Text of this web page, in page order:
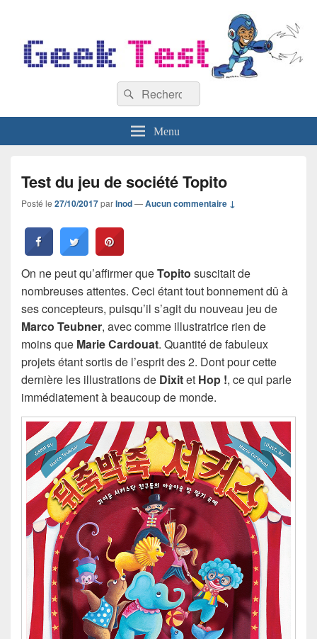
Recherche :
Rechercher
Menu
Test du jeu de société Topito
Posté le 27/10/2017parInod—Aucun commentaire ↓
On ne peut qu’affirmer queTopito suscitait de
nombreuses attentes. Ceci étant tout bonnement dû à
ses concepteurs, puisqu’il s’agit du nouveau jeu de
Marco Teubner, avec comme illustratrice rien de
moins que Marie Cardouat. Quantité de fabuleux
projets étant sortis de l’esprit des 2. Dont pour cette
dernière les illustrations de Dixitet Hop !, ce qui parle
immédiatement à beaucoup de monde.